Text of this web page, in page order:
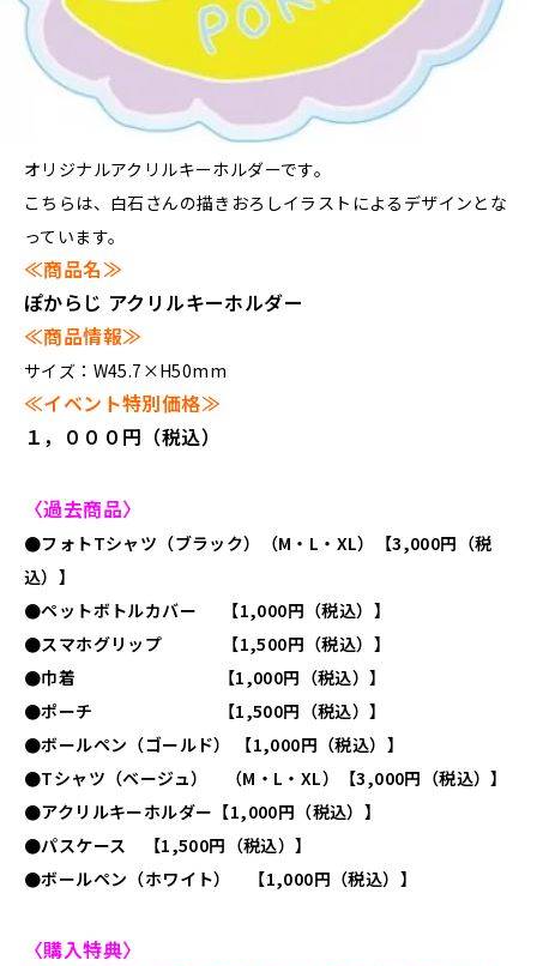
オリジナルアクリルキーホルダーです。
こちらは、白石さんの描きおろしイラストによるデザインとな
っています。
≪商品名≫
ぽからじ アクリルキーホルダー
≪商品情報≫
サイズ：W45.7×H50mm
≪イベント特別価格≫
１，０００円（税込）
〈過去商品〉
●フォトTシャツ（ブラック）（M・L・XL）【3,000円（税
込）】
●ペットボトルカバー 【1,000円（税込）】
●スマホグリップ 【1,500円（税込）】
●巾着 【1,000円（税込）】
●ポーチ 【1,500円（税込）】
●ボールペン（ゴールド） 【1,000円（税込）】
●Tシャツ（ベージュ） （M・L・XL）【3,000円（税込）】
●アクリルキーホルダー【1,000円（税込）】
●パスケース 【1,500円（税込）】
●ボールペン（ホワイト） 【1,000円（税込）】
〈購入特典〉